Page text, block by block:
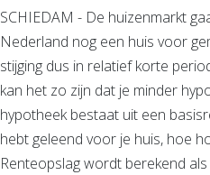
SCHIEDAM - De huizenmarkt
Nederland nog een huis voor
stijging dus in relatief korte
kan het zo zijn dat je minder
hypotheek bestaat uit een
hebt geleend voor je huis, hoe
Renteopslag wordt berekend